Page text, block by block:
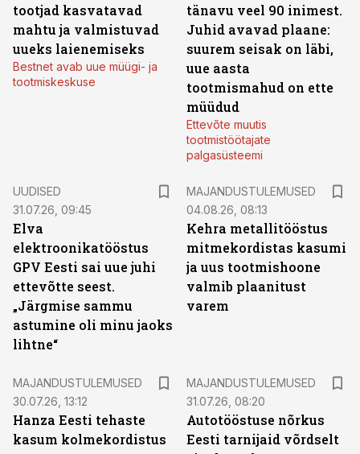
tootjad kasvatavad
mahtu ja valmistuvad
uueks laienemiseks
Bestnet avab uue müügi- ja
tootmiskeskuse
tänavu veel 90 inimest.
Juhid avavad plaane:
suurem seisak on läbi,
uue aasta
tootmismahud on ette
müüdud
Ettevõte muutis
tootmistöötajate
palgasüsteemi
UUDISED
31.07.26, 09:45
Elva
elektroonikatööstus
GPV Eesti sai uue juhi
ettevõtte seest.
„Järgmise sammu
astumine oli minu jaoks
lihtne“
MAJANDUSTULEMUSED
04.08.26, 08:13
Kehra metallitööstus
mitmekordistas kasumi
ja uus tootmishoone
valmib plaanitust
varem
MAJANDUSTULEMUSED
30.07.26, 13:12
Hanza Eesti tehaste
kasum kolmekordistus
MAJANDUSTULEMUSED
31.07.26, 08:20
Autotööstuse nõrkus
Eesti tarnijaid võrdselt